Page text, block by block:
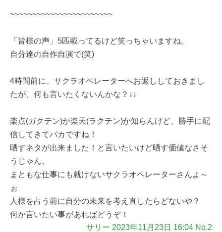
~~~~~~~~~~~~~~~~~~~~~~~
「皆様の声」5匹載ってるけど笑っちゃいますね。
自分達の自作自演で(笑)
4時間前に、サクラオペレーターへお返ししておきまし
たが、何も言いたくないんかな？↓↓
楽点(ガクテン)か楽天(ラクテン)か知らんけど、勝手に配
信してきてバカですね！
晒すネタが出来ました！と言いたいけど晒す価値なさそ
うじゃん。
まともな仕事にも就けないサクラオペレーターさんよ～
ぉ
人様を占う前に自分の未来を考え直したらどないや？
何か言いたい事があればどうぞ！
サリー 2023年11月23日 16:04 No.2